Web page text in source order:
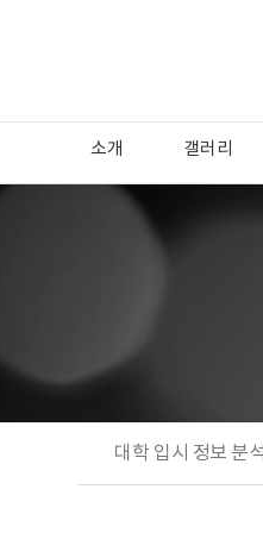
소개 갤러리
대학 입시 정보 분